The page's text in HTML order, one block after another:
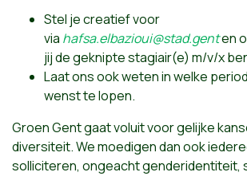
Stel je creatief voor
via hafsa.elbazioui@stad.genten
jij de geknipte stagiair(e) m/v/x
Laat ons ook weten in welke
wenst te lopen.
Groen Gent gaat voluit voor gelijke
diversiteit. We moedigen dan ook
solliciteren, ongeacht genderidentiteit,